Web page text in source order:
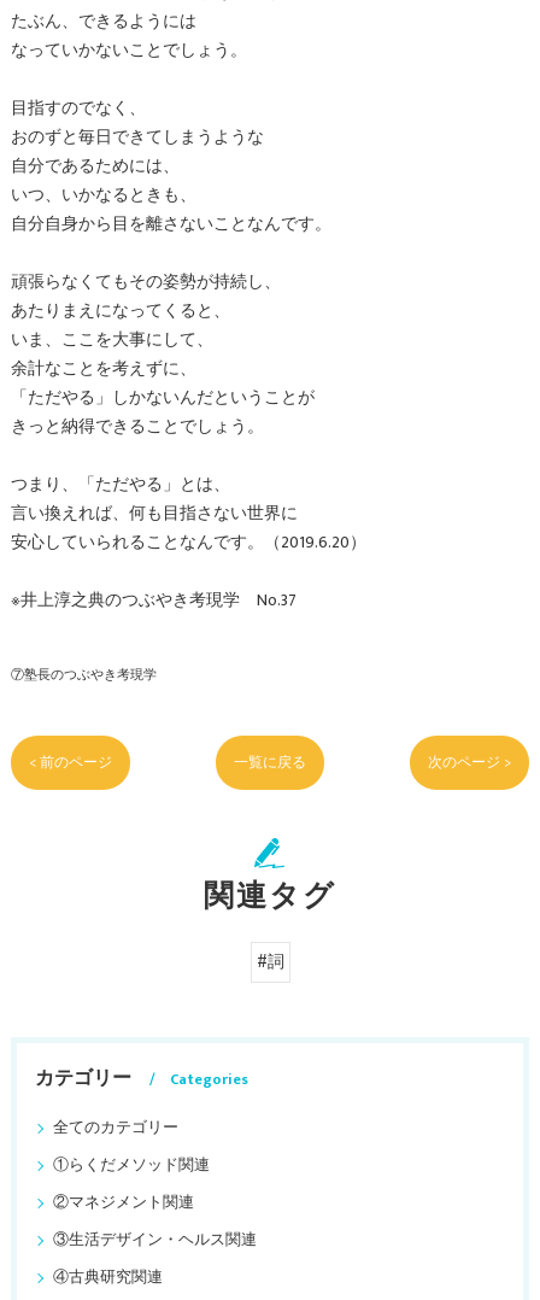
たぶん、できるようには
なっていかないことでしょう。
目指すのでなく、
おのずと毎日できてしまうような
自分であるためには、
いつ、いかなるときも、
自分自身から目を離さないことなんです。
頑張らなくてもその姿勢が持続し、
あたりまえになってくると、
いま、ここを大事にして、
余計なことを考えずに、
「ただやる」しかないんだということが
きっと納得できることでしょう。
つまり、「ただやる」とは、
言い換えれば、何も目指さない世界に
安心していられることなんです。（2019.6.20）
※井上淳之典のつぶやき考現学 No.37
⑦塾長のつぶやき考現学
< 前のページ 一覧に戻る 次のページ >
関連タグ
#詞
カテゴリー
Categories
全てのカテゴリー
①らくだメソッド関連
②マネジメント関連
③生活デザイン・ヘルス関連
④古典研究関連